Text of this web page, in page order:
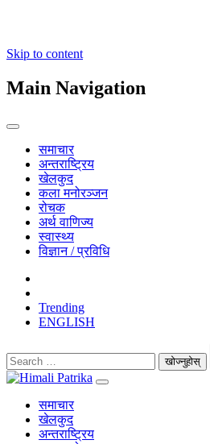
Skip to content
Main Navigation
समाचार
अन्तराष्ट्रिय
खेलकुद
कला मनोरञ्जन
रोचक
अर्थ वाणिज्य
स्वास्थ्य
विज्ञान / प्रविधि
Trending
ENGLISH
समाचार
खेलकुद
अन्तराष्ट्रिय